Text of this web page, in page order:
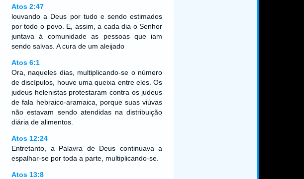
Atos 2:47
louvando a Deus por tudo e sendo estimados
por todo o povo. E, assim, a cada dia o Senhor
juntava à comunidade as pessoas que iam
sendo salvas. A cura de um aleijado
Atos 6:1
Ora, naqueles dias, multiplicando-se o número
de discípulos, houve uma queixa entre eles. Os
judeus helenistas protestaram contra os judeus
de fala hebraico-aramaica, porque suas viúvas
não estavam sendo atendidas na distribuição
diária de alimentos.
Atos 12:24
Entretanto, a Palavra de Deus continuava a
espalhar-se por toda a parte, multiplicando-se.
Atos 13:8